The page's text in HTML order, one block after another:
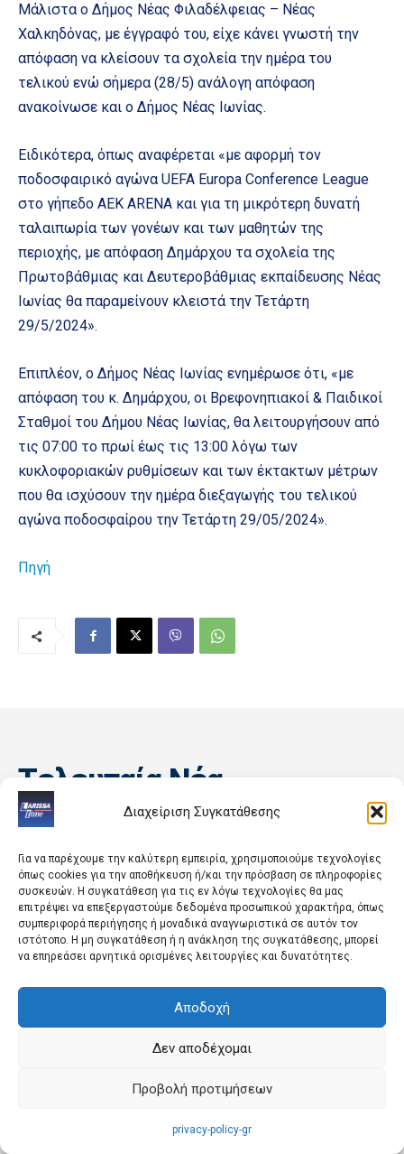
Διαχείριση Συγκατάθεσης
Για να παρέχουμε την καλύτερη εμπειρία, χρησιμοποιούμε τεχνολογίες
όπως cookies για την αποθήκευση ή/και την πρόσβαση σε πληροφορίες
συσκευών. Η συγκατάθεση για τις εν λόγω τεχνολογίες θα μας
επιτρέψει να επεξεργαστούμε δεδομένα προσωπικού χαρακτήρα, όπως
συμπεριφορά περιήγησης ή μοναδικά αναγνωριστικά σε αυτόν τον
ιστότοπο. Η μη συγκατάθεση ή η ανάκληση της συγκατάθεσης, μπορεί
να επηρεάσει αρνητικά ορισμένες λειτουργίες και δυνατότητες.
Αποδοχή
Δεν αποδέχομαι
Προβολή προτιμήσεων
privacy-policy-gr
Μάλιστα ο Δήμος Νέας Φιλαδέλφειας – Νέας
Χαλκηδόνας, με έγγραφό του, είχε κάνει γνωστή την
απόφαση να κλείσουν τα σχολεία την ημέρα του
τελικού ενώ σήμερα (28/5) ανάλογη απόφαση
ανακοίνωσε και ο Δήμος Νέας Ιωνίας.
Ειδικότερα, όπως αναφέρεται «με αφορμή τον
ποδοσφαιρικό αγώνα UEFA Europa Conference League
στο γήπεδο AEK ARENA και για τη μικρότερη δυνατή
ταλαιπωρία των γονέων και των μαθητών της
περιοχής, με απόφαση Δημάρχου τα σχολεία της
Πρωτοβάθμιας και Δευτεροβάθμιας εκπαίδευσης Νέας
Ιωνίας θα παραμείνουν κλειστά την Τετάρτη
29/5/2024».
Επιπλέον, ο Δήμος Νέας Ιωνίας ενημέρωσε ότι, «με
απόφαση του κ. Δημάρχου, οι Βρεφονηπιακοί & Παιδικοί
Σταθμοί του Δήμου Νέας Ιωνίας, θα λειτουργήσουν από
τις 07:00 το πρωί έως τις 13:00 λόγω των
κυκλοφοριακών ρυθμίσεων και των έκτακτων μέτρων
που θα ισχύσουν την ημέρα διεξαγωγής του τελικού
αγώνα ποδοσφαίρου την Τετάρτη 29/05/2024».
Πηγή
Tελευταία Nέα
ΚΟΣΜΟΣ
Η Βηρυτός αναφέρει
χωριό του νότου παρά την
ανάπτυξη του...
ΑΓΡΟΤΙΚΑ ΝΕΑ
Θέλει σκέψη φέτος στα
βιολογικά τα αροτραία,
τριπλό πακέτο 66 ευρώ...